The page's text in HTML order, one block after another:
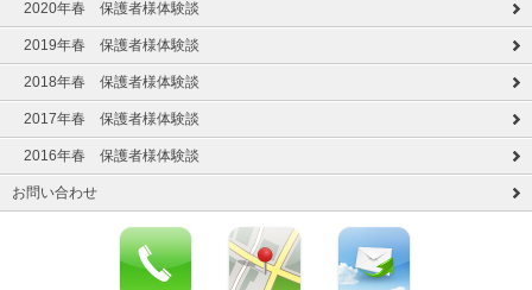
2020年春 保護者様体験談
2019年春 保護者様体験談
2018年春 保護者様体験談
2017年春 保護者様体験談
2016年春 保護者様体験談
お問い合わせ